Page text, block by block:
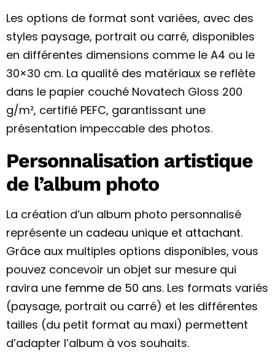
Les options de format sont variées, avec des
styles paysage, portrait ou carré, disponibles
en différentes dimensions comme le A4 ou le
30×30 cm. La qualité des matériaux se reflète
dans le papier couché Novatech Gloss 200
g/m², certifié PEFC, garantissant une
présentation impeccable des photos.
Personnalisation artistique
de l’album photo
La création d’un album photo personnalisé
représente un cadeau unique et attachant.
Grâce aux multiples options disponibles, vous
pouvez concevoir un objet sur mesure qui
ravira une femme de 50 ans. Les formats variés
(paysage, portrait ou carré) et les différentes
tailles (du petit format au maxi) permettent
d’adapter l’album à vos souhaits.